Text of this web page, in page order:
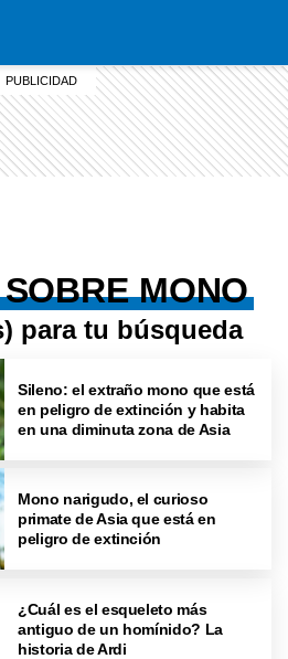
MONO
para tu búsqueda
Sileno: el extraño mono que está
en peligro de extinción y habita
en una diminuta zona de Asia
Mono narigudo, el curioso
primate de Asia que está en
peligro de extinción
¿Cuál es el esqueleto más
antiguo de un homínido? La
historia de Ardi